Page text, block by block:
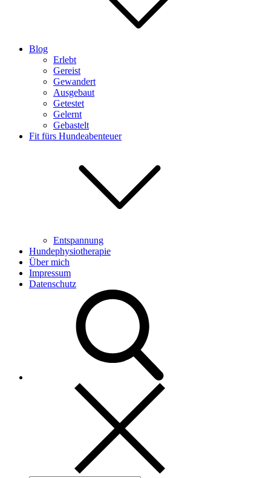
Blog
Erlebt
Gereist
Gewandert
Ausgebaut
Getestet
Gelernt
Gebastelt
Fit fürs Hundeabenteuer
Entspannung
Hundephysiotherapie
Über mich
Impressum
Datenschutz